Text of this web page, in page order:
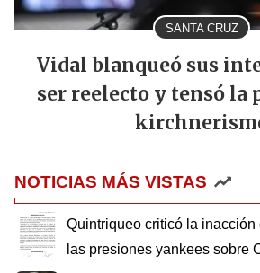
SANTA CRUZ
Vidal blanqueó sus
ser reelecto y tensó la
NOTICIAS MÁS VISTAS
Quintriqueo criticó la
las presiones yankees sobre